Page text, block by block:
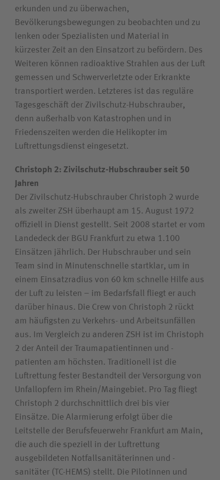
erkunden und zu überwachen,
Bevölkerungsbewegungen zu beobachten und zu
lenken oder Spezialisten und Material in
kürzester Zeit an den Einsatzort zu befördern. Des
Weiteren können radioaktive Strahlen aus der Luft
gemessen und Schwerverletzte oder Erkrankte
transportiert werden. Letzteres ist das reguläre
Tagesgeschäft der Zivilschutz-Hubschrauber,
denn außerhalb von Katastrophen und in
Friedenszeiten werden die Helikopter im
Luftrettungsdienst eingesetzt.
Christoph 2: Zivilschutz-Hubschrauber seit 50
Jahren
Der Zivilschutz-Hubschrauber Christoph 2 wurde
als zweiter ZSH überhaupt am 15. August 1972
offiziell in Dienst gestellt. Seit 2008 startet er vom
Landedeck der BGU Frankfurt zu etwa 1.100
Einsätzen jährlich. Der Hubschrauber und sein
Team sind in Minutenschnelle startklar, um in
einem Einsatzradius von 60 km schnelle Hilfe aus
der Luft zu leisten – im Bedarfsfall fliegt er auch
darüber hinaus. Die Crew von Christoph 2 rückt
am häufigsten zu Verkehrs- und Arbeitsunfällen
aus. Im Vergleich zu anderen ZSH ist im Christoph
2 der Anteil der Traumapatientinnen und -
patienten am höchsten. Traditionell ist die
Luftrettung fester Bestandteil der Versorgung von
Unfallopfern im Rhein/Maingebiet. Pro Tag fliegt
Christoph 2 durchschnittlich drei bis vier
Einsätze. Die Alarmierung erfolgt über die
Leitstelle der Berufsfeuerwehr Frankfurt am Main,
die auch die speziell in der Luftrettung
ausgebildeten Notfallsanitäterinnen und -
sanitäter (TC-HEMS) stellt. Die Pilotinnen und